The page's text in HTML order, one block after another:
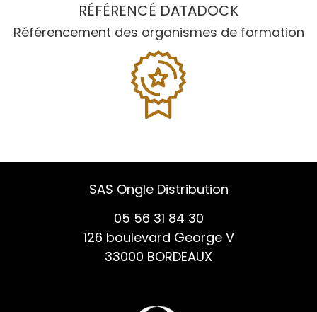
RÉFÉRENCÉ DATADOCK
Référencement des organismes de formation
SAS Ongle Distribution
05 56 31 84 30
126 boulevard George V
33000 BORDEAUX